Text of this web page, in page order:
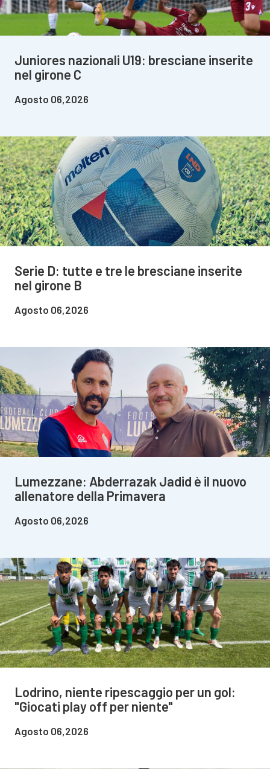
Juniores nazionali U19: bresciane inserite
nel girone C
Agosto 06,2026
Serie D: tutte e tre le bresciane inserite
nel girone B
Agosto 06,2026
Lumezzane: Abderrazak Jadid è il nuovo
allenatore della Primavera
Agosto 06,2026
Lodrino, niente ripescaggio per un gol:
"Giocati play off per niente"
Agosto 06,2026